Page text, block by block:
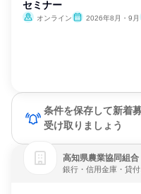
セミナー
オンライン 2026年8月・9月
条件を保存して新着
受け取りましょう
高知県農業協同組合
銀行・信用金庫・貸